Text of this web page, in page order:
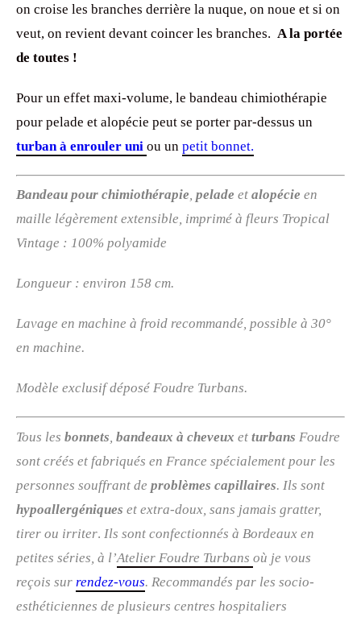
on croise les branches derrière la nuque, on noue et si on
veut, on revient devant coincer les branches. A la portée
de toutes !
Pour un effet maxi-volume, le bandeau chimiothérapie
pour pelade et alopécie peut se porter par-dessus un
turban à enrouler uni ou un petit bonnet.
Bandeau pour chimiothérapie, pelade et alopécie en
maille légèrement extensible, imprimé à fleurs Tropical
Vintage : 100% polyamide
Longueur : environ 158 cm.
Lavage en machine à froid recommandé, possible à 30°
en machine.
Modèle exclusif déposé Foudre Turbans.
Tous les bonnets, bandeaux à cheveux et turbans Foudre
sont créés et fabriqués en France spécialement pour les
personnes souffrant de problèmes capillaires. Ils sont
hypoallergéniques et extra-doux, sans jamais gratter,
tirer ou irriter. Ils sont confectionnés à Bordeaux en
petites séries, à l’Atelier Foudre Turbans où je vous
reçois sur rendez-vous. Recommandés par les socio-
esthéticiennes de plusieurs centres hospitaliers